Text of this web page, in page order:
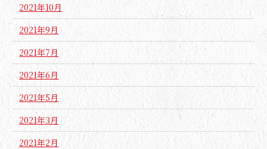
2021年10月
2021年9月
2021年7月
2021年6月
2021年5月
2021年3月
2021年2月